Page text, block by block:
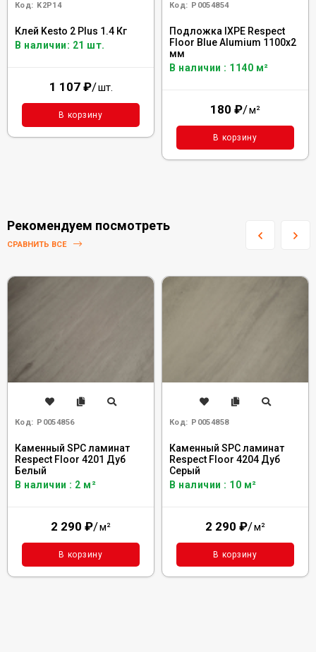
Код: K2P14
Клей Kesto 2 Plus 1.4 Кг
В наличии: 21 шт.
1 107 ₽/шт.
В корзину
Код: Р0054854
Подложка IXPE Respect
Floor Blue Alumium 1100х2
мм
В наличии : 1140 м²
180 ₽/м²
В корзину
Рекомендуем посмотреть
СРАВНИТЬ ВСЕ
Код: Р0054856
Каменный SPC ламинат
Respect Floor 4201 Дуб
Белый
В наличии : 2 м²
2 290 ₽/м²
В корзину
Код: Р0054858
Каменный SPC ламинат
Respect Floor 4204 Дуб
Серый
В наличии : 10 м²
2 290 ₽/м²
В корзину